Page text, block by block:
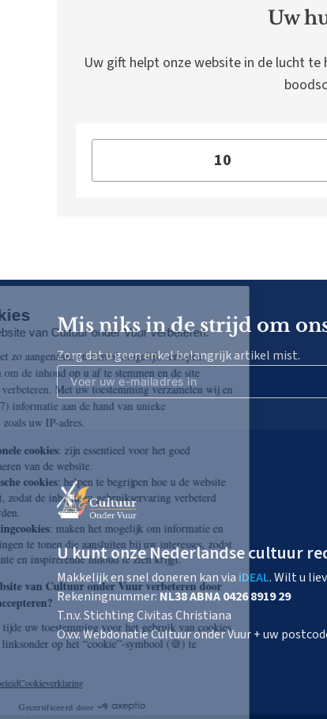
Uw
Uw gift helpt onze website in de lucht te
Mis niks in de strijd om
Zorg dat u geen enkel belangrijk artikel mist.
U kunt onze Nederlandse cultuur
Makkelijk en snel doneren kan via iDEAL. Wilt u
Rekeningnummer: NL38 ABNA 0426 8919 29
T.n.v. Stichting Civitas Christiana
O.v.v. Webdonatie Cultuur onder Vuur + uw